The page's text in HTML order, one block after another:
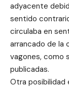
adyacente
sentido
circulaba en
arrancado de la
vagones, como
publicadas.
Otra posibilidad